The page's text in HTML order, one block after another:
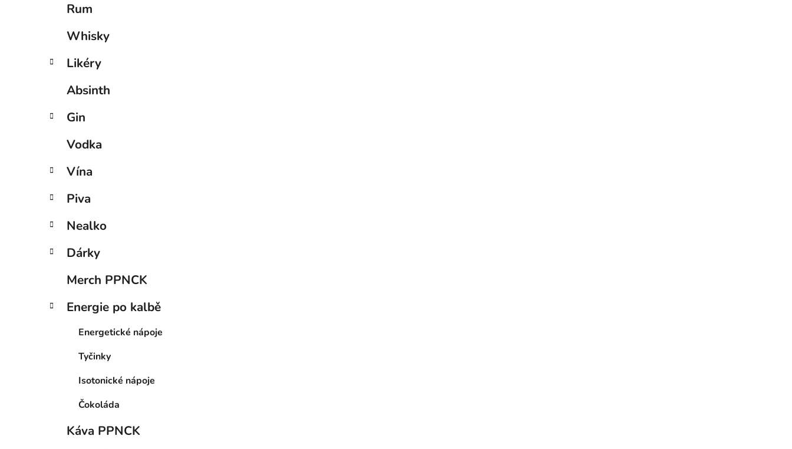
Rum
Whisky
Likéry
Absinth
Gin
Vodka
Vína
Piva
Nealko
Dárky
Merch PPNCK
Energie po kalbě
Energetické nápoje
Tyčinky
Isotonické nápoje
Čokoláda
Káva PPNCK